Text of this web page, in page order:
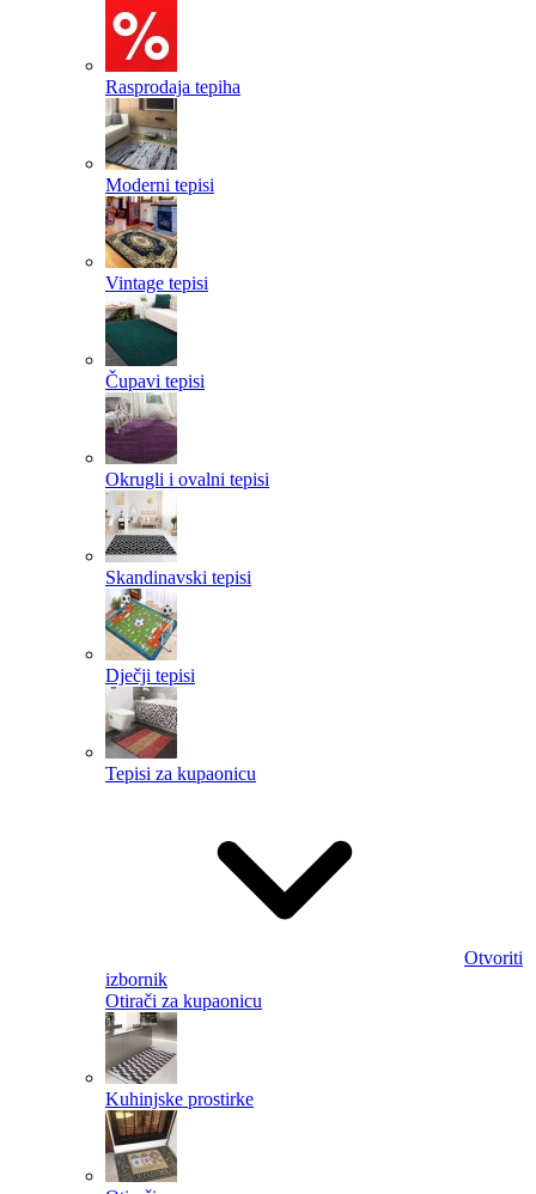
Rasprodaja tepiha
Moderni tepisi
Vintage tepisi
Čupavi tepisi
Okrugli i ovalni tepisi
Skandinavski tepisi
Dječji tepisi
Tepisi za kupaonicu
Otvoriti
izbornik
Otirači za kupaonicu
Kuhinjske prostirke